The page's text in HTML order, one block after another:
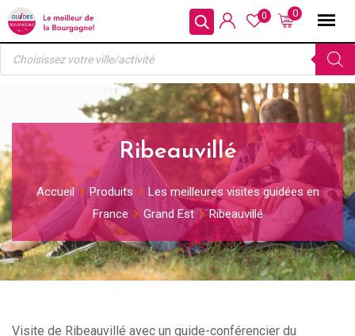
Skip
to
content
0
0
Recherche
produits
Ribeauvillé
Accueil Produits
Les meilleures visites guidées en
France
Grand Est Ribeauvillé
Visite de Ribeauvillé avec un guide-conférencier du